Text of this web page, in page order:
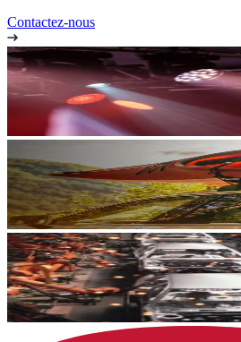
Contactez-nous